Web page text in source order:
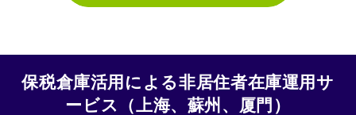
保税倉庫活用による非居住者在庫運用サ
ービス（上海、蘇州、厦門）